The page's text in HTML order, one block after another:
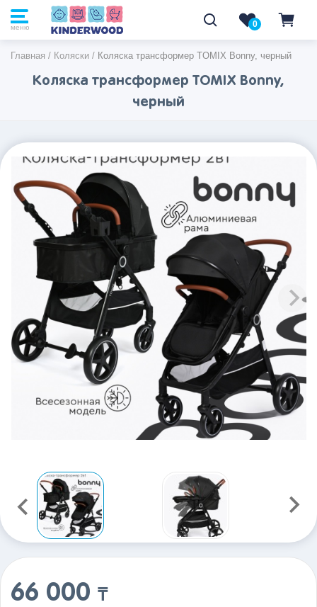
меню 0
Главная / Коляски / Коляска трансформер TOMIX Bonny, черный
Коляска трансформер TOMIX Bonny,
черный
66 000 ₸